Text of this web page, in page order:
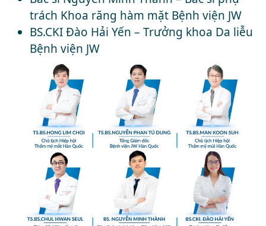
trách Khoa răng hàm mặt Bệnh viện JW
BS.CKI Đào Hải Yến – Trưởng khoa Da liễu
Bệnh viện JW